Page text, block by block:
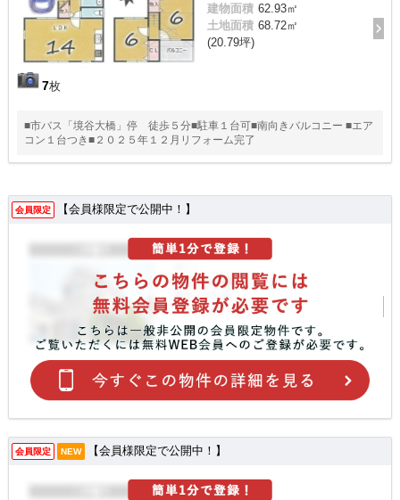
7枚
建物面積 62.93㎡
土地面積 68.72㎡
(20.79坪)
■市バス「境谷大橋」停 徒歩５分■駐車１台可■南向きバルコニー ■エア
コン１台つき■２０２５年１２月リフォーム完了
会員限定 【会員様限定で公開中！】
会員限定 NEW 【会員様限定で公開中！】